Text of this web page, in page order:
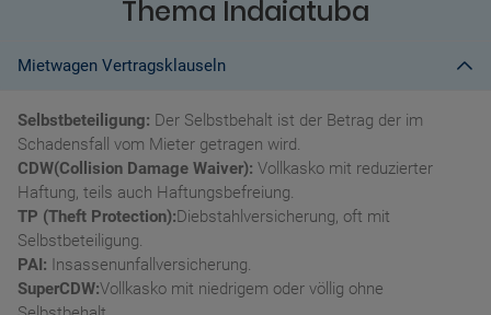
Thema Indaiatuba
Mietwagen Vertragsklauseln
Selbstbeteiligung: Der Selbstbehalt ist der Betrag der im
Schadensfall vom Mieter getragen wird.
CDW(Collision Damage Waiver): Vollkasko mit reduzierter
Haftung, teils auch Haftungsbefreiung.
TP (Theft Protection):Diebstahlversicherung, oft mit
Selbstbeteiligung.
PAI: Insassenunfallversicherung.
SuperCDW:Vollkasko mit niedrigem oder völlig ohne